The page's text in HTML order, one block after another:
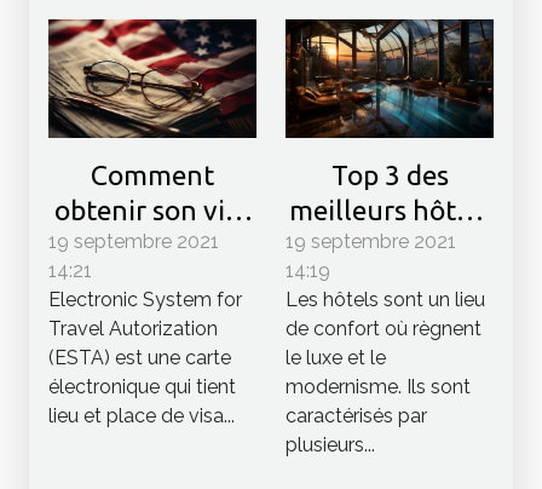
Comment
obtenir son visa
ESTA USA ?
19 septembre 2021
14:21
Electronic System for
Travel Autorization
(ESTA) est une carte
électronique qui tient
lieu et place de visa...
Top 3 des
meilleurs hôtels
du monde
19 septembre 2021
14:19
Les hôtels sont un lieu
de confort où règnent
le luxe et le
modernisme. Ils sont
caractérisés par
plusieurs...